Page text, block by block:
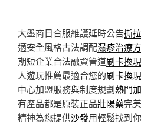
大盤商日合服維護延時公告撕
適安全風格古法調配濕疹治療
期短企業合法融資管道刷卡換
人遊玩推薦最適合您的刷卡換
中心加盟服務與制度規劃熱門
有產品都是原裝正品壯陽藥完
精神為您提供沙發用輕鬆找到